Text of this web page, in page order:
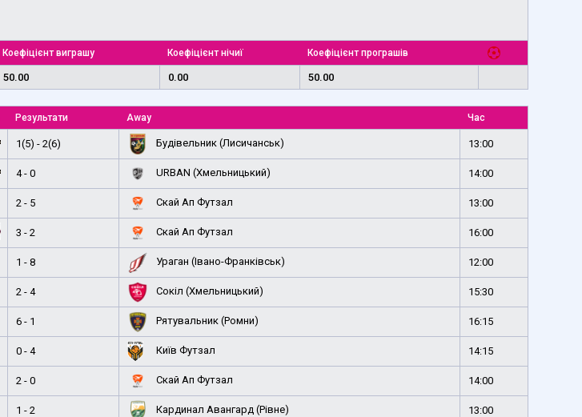
Коефіцієнт виграшу Коефіцієнт нічиї Коефіцієнт програшів
50.00 0.00 50.00
Результати Away Час
1(5) - 2(6) Будівельник (Лисичанськ) 13:00
4 - 0 URBAN (Хмельницький) 14:00
2 - 5 Скай Ап Футзал 13:00
3 - 2 Скай Ап Футзал 16:00
1 - 8 Ураган (Івано-Франківськ) 12:00
2 - 4 Сокіл (Хмельницький) 15:30
6 - 1 Рятувальник (Ромни) 16:15
0 - 4 Київ Футзал 14:15
2 - 0 Скай Ап Футзал 14:00
1 - 2 Кардинал Авангард (Рівне) 13:00